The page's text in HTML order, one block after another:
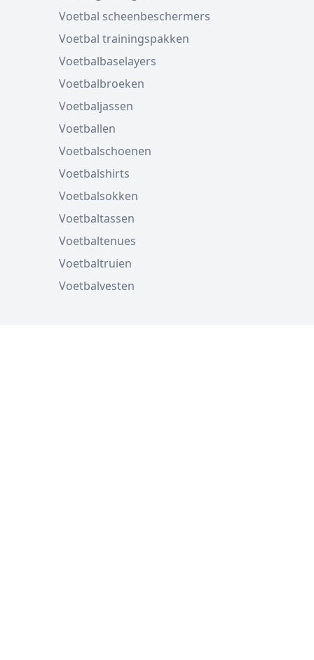
Voetbal scheenbeschermers
Voetbal trainingspakken
Voetbalbaselayers
Voetbalbroeken
Voetbaljassen
Voetballen
Voetbalschoenen
Voetbalshirts
Voetbalsokken
Voetbaltassen
Voetbaltenues
Voetbaltruien
Voetbalvesten